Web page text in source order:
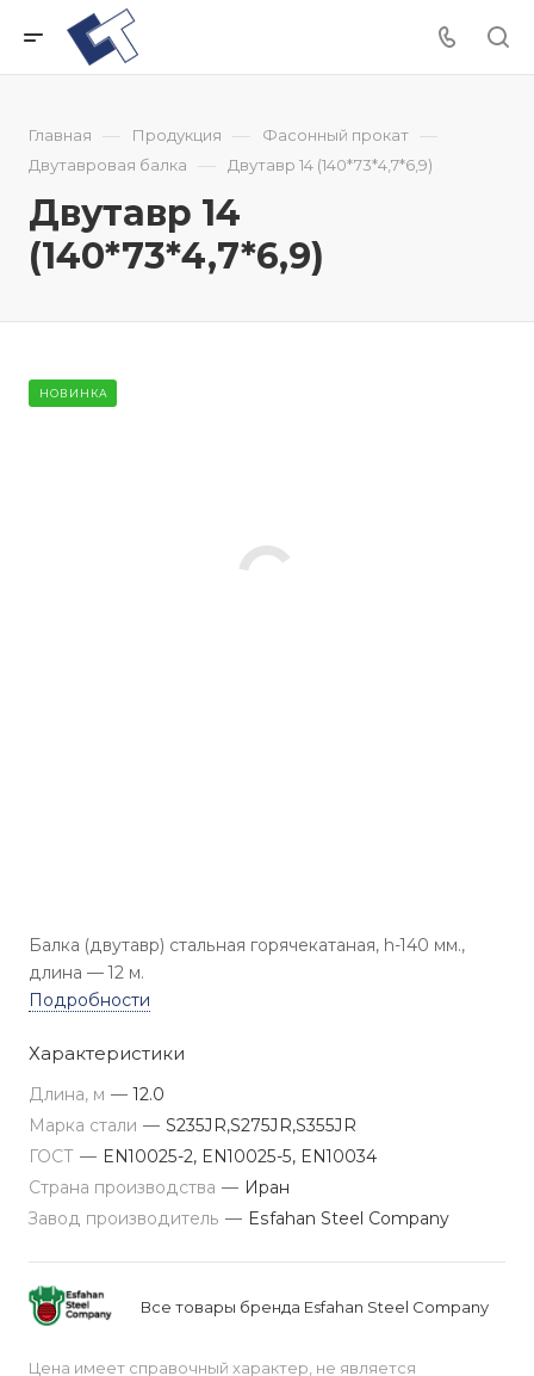
Главная — Продукция — Фасонный прокат —
Двутавровая балка — Двутавр 14 (140*73*4,7*6,9)
Двутавр 14
(140*73*4,7*6,9)
НОВИНКА
Балка (двутавр) стальная горячекатаная, h-140 мм.,
длина — 12 м.
Подробности
Характеристики
Длина, м — 12.0
Марка стали — S235JR,S275JR,S355JR
ГОСТ — EN10025-2, EN10025-5, EN10034
Страна производства — Иран
Завод производитель — Esfahan Steel Company
Все товары бренда Esfahan Steel Company
Цена имеет справочный характер, не является